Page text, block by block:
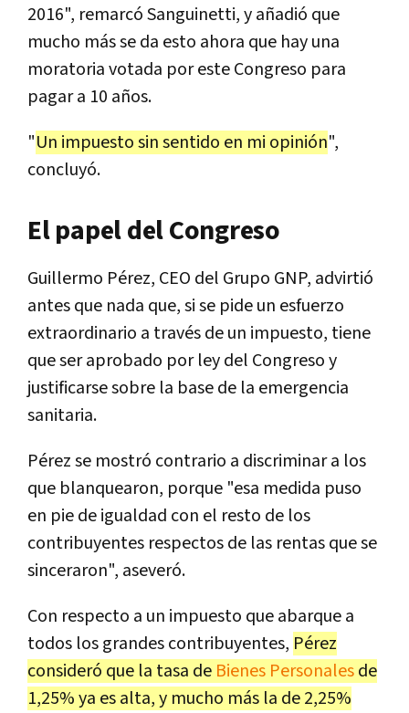
2016", remarcó Sanguinetti, y añadió que
mucho más se da esto ahora que hay una
moratoria votada por este Congreso para
pagar a 10 años.
"Un impuesto sin sentido en mi opinión",
concluyó.
El papel del Congreso
Guillermo Pérez, CEO del Grupo GNP, advirtió
antes que nada que, si se pide un esfuerzo
extraordinario a través de un impuesto, tiene
que ser aprobado por ley del Congreso y
justificarse sobre la base de la emergencia
sanitaria.
Pérez se mostró contrario a discriminar a los
que blanquearon, porque "esa medida puso
en pie de igualdad con el resto de los
contribuyentes respectos de las rentas que se
sinceraron", aseveró.
Con respecto a un impuesto que abarque a
todos los grandes contribuyentes, Pérez
consideró que la tasa de Bienes Personalesde
1,25% ya es alta, y mucho más la de 2,25%